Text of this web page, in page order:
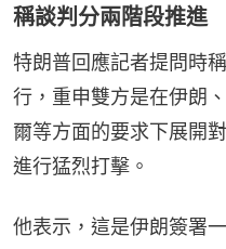
稱談判分兩階段推進
特朗普回應記者提問時
行，重申雙方是在伊朗
爾等方面的要求下展開
進行猛烈打擊。
他表示，這是伊朗簽署